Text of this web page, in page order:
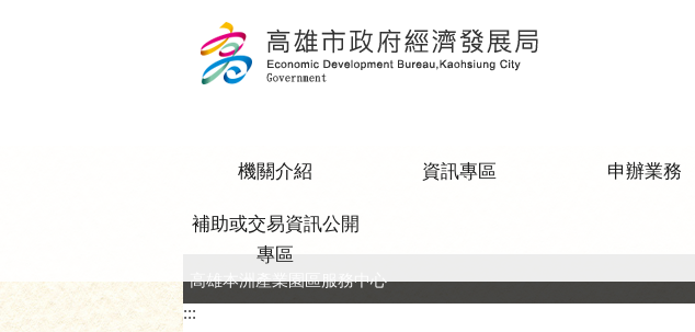
機關介紹 資訊專區 申辦業務
補助或交易資訊公開
專區
公司、商業登記主題網
:::